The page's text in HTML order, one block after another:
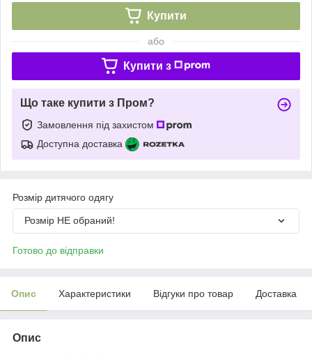
Купити
або
Купити з
Що таке купити з Пром?
Замовлення під захистом
Доступна доставка
Розмір дитячого одягу
Розмір НЕ обраний!
Готово до відправки
Опис Характеристики Відгуки про товар Доставка
Опис